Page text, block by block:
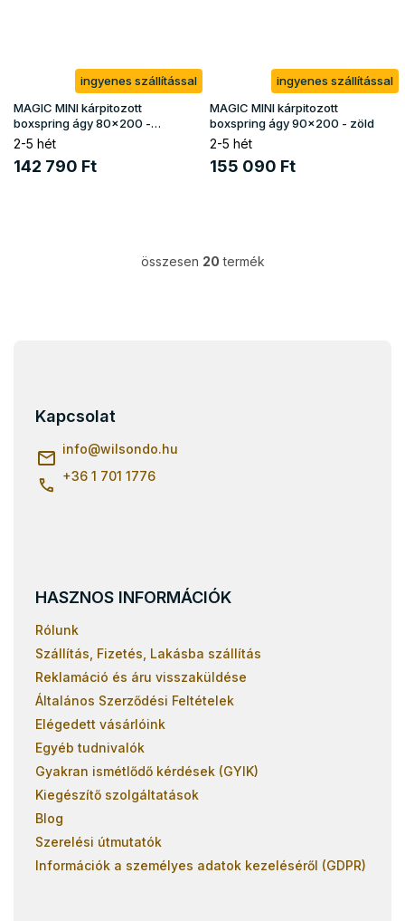
ingyenes szállítással
MAGIC MINI kárpitozott
boxspring ágy 80x200 -
krémszínű
2-5 hét
142 790 Ft
ingyenes szállítással
MAGIC MINI kárpitozott
boxspring ágy 90x200 - zöld
2-5 hét
155 090 Ft
L
i
összesen 20 termék
Kapcsolat
info@wilsondo.hu
+36 1 701 1776
HASZNOS INFORMÁCIÓK
Rólunk
Szállítás, Fizetés, Lakásba szállítás
Reklamáció és áru visszaküldése
Általános Szerződési Feltételek
Elégedett vásárlóink
Egyéb tudnivalók
Gyakran ismétlődő kérdések (GYIK)
Kiegészítő szolgáltatások
Blog
Szerelési útmutatók
Információk a személyes adatok kezeléséről (GDPR)